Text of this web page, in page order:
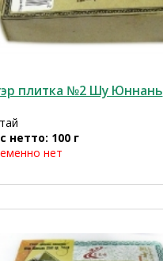
плитка №2 Шу Юннань
нетто: 100 г
нет